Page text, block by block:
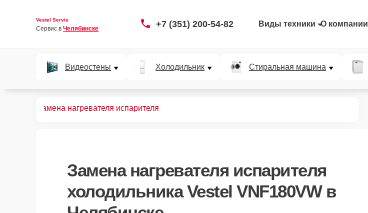
Vestel Servis
Сервис в Челябинске +7 (351) 200-54-82 Виды техники О компании
Видеостены Холодильник Стиральная машина
Замена нагревателя испарителя
Замена нагревателя испарителя
холодильника Vestel VNF180VW в